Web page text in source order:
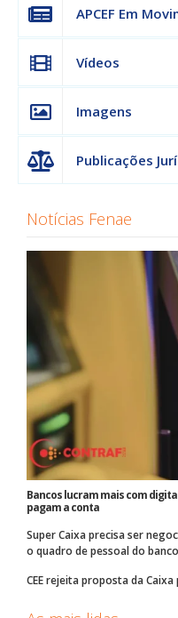
APCEF Em
Vídeos
Imagens
Publicações
Notícias Fenae
Bancos lucram mais com
pagam a conta
Super Caixa precisa ser
o quadro de pessoal do banco
CEE rejeita proposta da